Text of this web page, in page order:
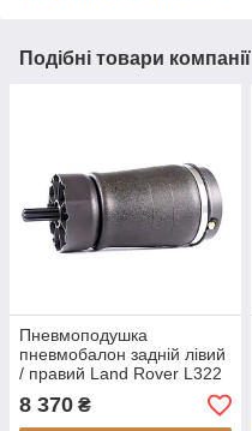
Подібні товари компанії
Пневмоподушка
пневмобалон задній лівий
/ правий Land Rover L322
(відновлений)
8 370 ₴